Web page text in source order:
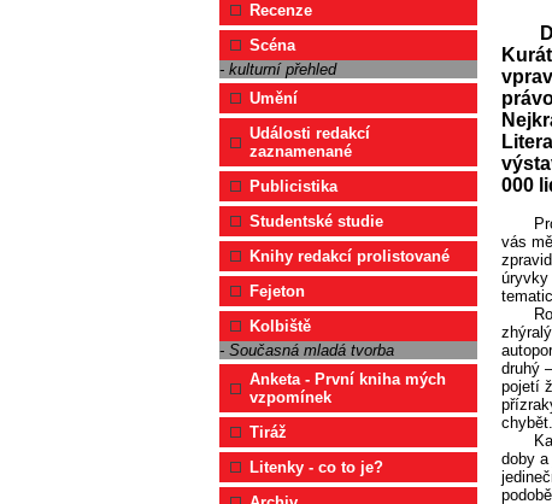
Recenze
Scéna
- kulturní přehled
Umění
Události redakcí
zaznamenané
Publicistika
Studentské studie
Knihy redakcí prolistované
Fejeton
Kolbiště
- Současná mladá tvorba
Anketa - První kniha mých
vzpomínek
Tiráž
Litenky - co to je?
000
vás
úryvky
druhý
pojetí
chybět.
doby